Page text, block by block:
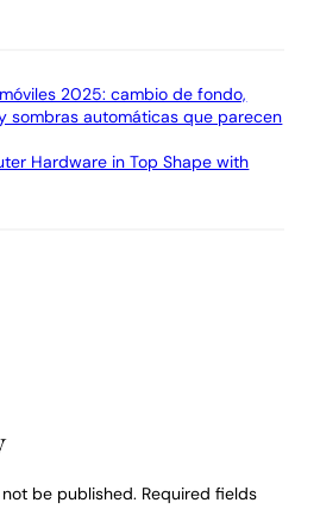
2025: cambio de fondo,
sombras automáticas que parecen
Hardware in Top Shape with
be published. Required fields